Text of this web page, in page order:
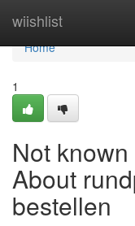
wiishlist
Home
Home
1
Not
About
bestellen